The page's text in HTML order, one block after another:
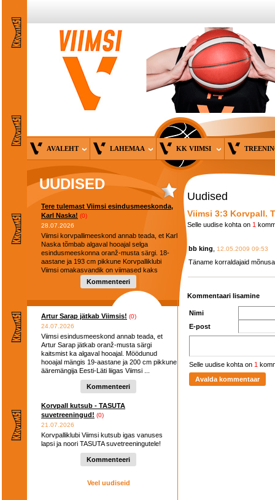
AVALEHT LAHEMAA KK VIIMSI
UUDISED
Tere tulemast Viimsi esindusmeeskonda,
Karl Naska! (0)
28.07.2026
Viimsi korvpallimeeskond annab teada, et Karl
Naska tõmbab algaval hooajal selga
esindusmeeskonna oranž-musta särgi. 18-
aastane ja 193 cm pikkune Korvpalliklubi
Viimsi omakasvandik on viimased kaks
Kommenteeri
Artur Sarap jätkab Viimsis! (0)
24.07.2026
Viimsi esindusmeeskond annab teada, et
Artur Sarap jätkab oranž-musta särgi
kaitsmist ka algaval hooajal. Möödunud
hooajal mängis 19-aastane ja 200 cm pikkune
ääremängija Eesti-Läti liigas Viimsi ...
Kommenteeri
Korvpall kutsub - TASUTA
suvetreeningud! (0)
21.07.2026
Korvpalliklubi Viimsi kutsub igas vanuses
lapsi ja noori TASUTA suvetreeningutele!
Kommenteeri
Veel uudiseid
Uudised
Viimsi 3:3 Korvpall.
Selle uudise kohta on 1
bb king 12.05.2009 09:53
Täname korraldajaid
Kommentaari lisamine
Nimi
E-post
Selle uudise kohta on 1